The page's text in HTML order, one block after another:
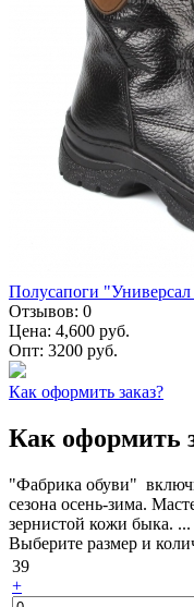
Полусапоги
Отзывов: 0
Цена: 4,600 руб.
Опт: 3200 руб.
Как оформить заказ?
Как оформить
"Фабрика обуви"
сезона осень-зима.
зернистой кожи быка. ...
Выберите размер и
39
+